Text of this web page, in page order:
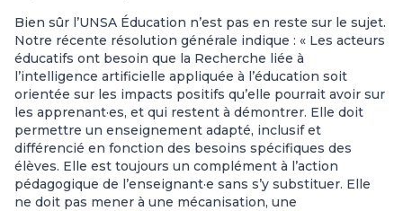
Bien sûr l’UNSA Éducation n’est pas en reste sur le sujet.
Notre récente résolution générale indique : « Les acteurs
éducatifs ont besoin que la Recherche liée à
l’intelligence artificielle appliquée à l’éducation soit
orientée sur les impacts positifs qu’elle pourrait avoir sur
les apprenant·es, et qui restent à démontrer. Elle doit
permettre un enseignement adapté, inclusif et
différencié en fonction des besoins spécifiques des
élèves. Elle est toujours un complément à l’action
pédagogique de l’enseignant·e sans s’y substituer. Elle
ne doit pas mener à une mécanisation, une